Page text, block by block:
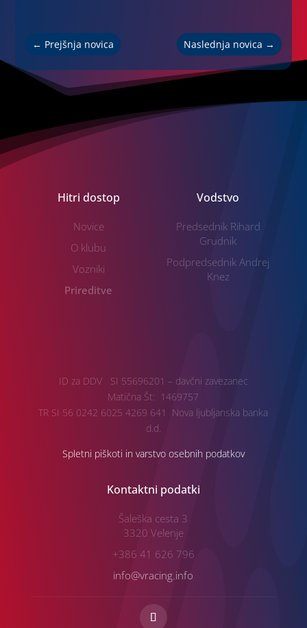
← Prejšnja novica Naslednja novica →
Hitri dostop
Novice
O klubu
Vozniki
Prireditve
Vodstvo
Predsednik Rihard
Grudnik
Podpredsednik Andrej
Knez
ID za DDV SI 55696201 – davčni zavezanec
Matična Št: 1469757
TR SI 56 0242 6025 4269 641 Nova ljubljanska banka
d.d.
Spletni piškoti in varstvo osebnih podatkov
Kontaktni podatki
Šaleška cesta 3
3320 Velenje
+386 41 626 796
info@vracing.info